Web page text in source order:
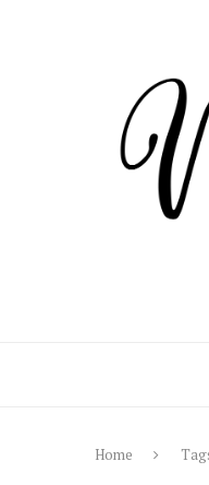
Home